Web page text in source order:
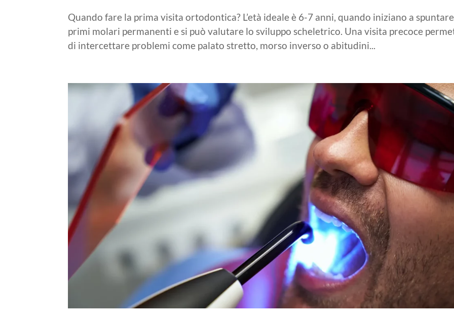
Quando fare la prima visita ortodontica? L’età ideale è 6-7 anni, quando iniziano a
primi molari permanenti e si può valutare lo sviluppo scheletrico. Una visita precoce
di intercettare problemi come palato stretto, morso inverso o abitudini...